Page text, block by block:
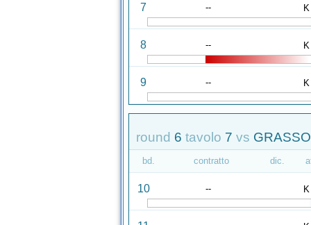
7 -- K
8 -- K
9 -- K
round 6 tavolo 7 vs
bd. contratto dic.
10 -- K